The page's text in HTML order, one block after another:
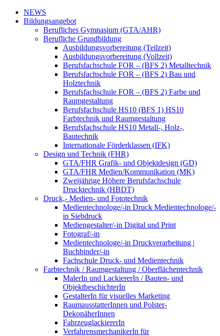
NEWS
Bildungsangebot
Berufliches Gymnasium (GTA/AHR)
Berufliche Grundbildung
Ausbildungsvorbereitung (Teilzeit)
Ausbildungsvorbereitung (Vollzeit)
Berufsfachschule FOR – (BFS 2) Metalltechnik
Berufsfachschule FOR – (BFS 2) Bau und
Holztechnik
Berufsfachschule FOR – (BFS 2) Farbe und
Raumgestaltung
Berufsfachschule HS10 (BFS 1) HS10
Farbtechnik und Raumgestaltung
Berufsfachschule HS10 Metall-, Holz-,
Bautechnik
Internationale Förderklassen (IFK)
Design und Technik (FHR)
GTA/FHR Grafik- und Objektdesign (GD)
GTA/FHR Medien/Kommunikation (MK)
Zweijährige Höhere Berufsfachschule
Drucktechnik (HBDT)
Druck,- Medien- und Fototechnik
Medientechnologe/-in Druck Medientechnologe/-
in Siebdruck
Mediengestalter/-in Digital und Print
Fotograf/-in
Medientechnologe/-in Druckverarbeitung |
Buchbinder/-in
Fachschule Druck- und Medientechnik
Farbtechnik / Raumgestaltung / Oberflächentechnik
MalerIn und LackiererIn / Bauten- und
ObjektbeschichterIn
GestalterIn für visuelles Marketing
RaumausstatterInnen und Polster-
DekonäherInnen
FahrzeuglackiererIn
VerfahrensmechanikerIn für